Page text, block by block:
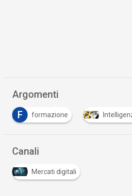
Argomenti
Intelligenza Artificiale
Canali
Mercati digitali